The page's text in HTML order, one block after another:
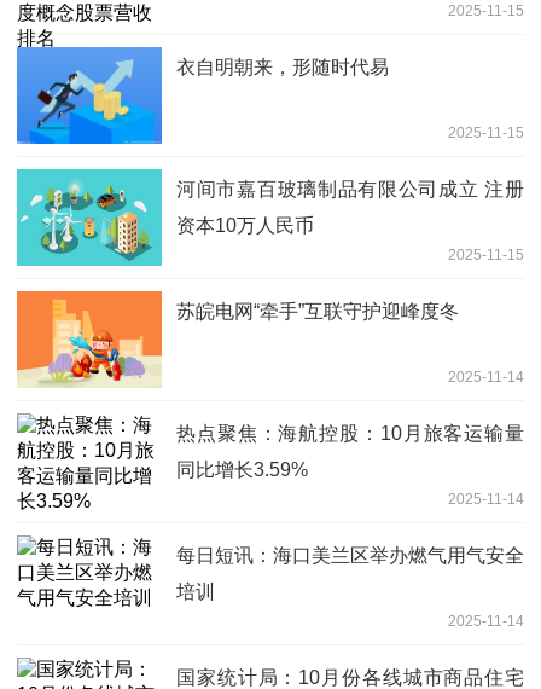
2025-11-15
衣自明朝来，形随时代易
2025-11-15
河间市嘉百玻璃制品有限公司成立 注册
资本10万人民币
2025-11-15
苏皖电网“牵手”互联守护迎峰度冬
2025-11-14
热点聚焦：海航控股：10月旅客运输量
同比增长3.59%
2025-11-14
每日短讯：海口美兰区举办燃气用气安全
培训
2025-11-14
国家统计局：10月份各线城市商品住宅